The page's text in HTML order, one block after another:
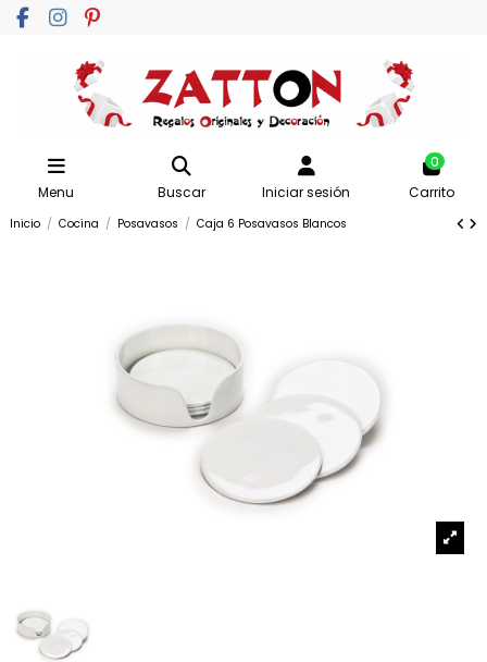
Menu Buscar Iniciar sesión
0
Carrito
Inicio Cocina Posavasos Caja 6 Posavasos Blancos